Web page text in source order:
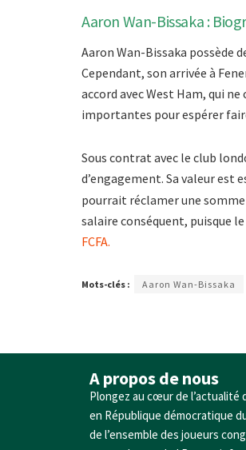
Aaron Wan-Bissaka :
Aaron Wan-Bissaka possède
Cependant, son arrivée à
accord avec West Ham, qui
importantes pour espérer
Sous contrat avec le club
d’engagement. Sa valeur est
pourrait réclamer une somme
salaire conséquent, puisque le
FCFA.
Mots-clés : Aaron Wan-Bissaka
A propos de nous
Plongez au cœur de l’actualité
en République démocratique
de l’ensemble des joueurs